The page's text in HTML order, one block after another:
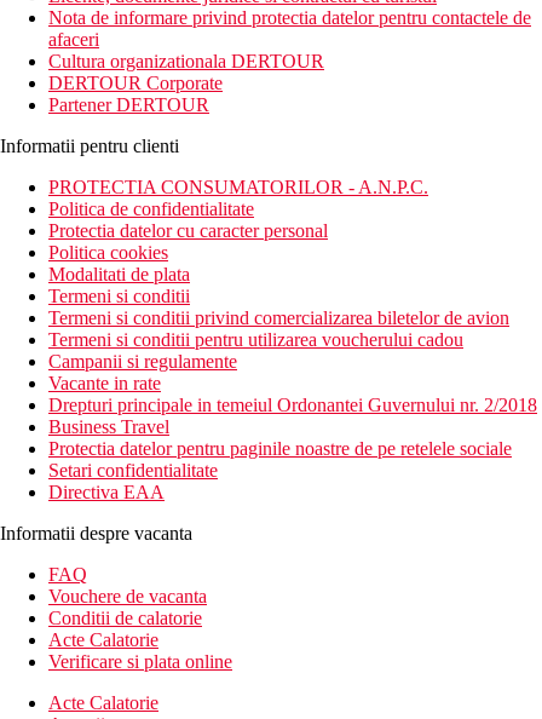
dotat cu sala de fitness, spa & centru de wellness, camere
moderne si confortabile, receptie deschisa non stop, sala de
conferinta, room service.
Distanta
3.8 km distanta de Plaja Al Mamzar Open Beach
7 km distanta de Acvariul Sharjah
Descrierea camerei
Toate camerele dispun de:
uscator de par
TV prin satelit
telefon
dus sau cada
balcon / terasa
halat de baie
papuci de casa
lenjerie de pat
TV prin satelit
minibar
Descrierea hotelului
Hotelul dispune de:
Wifi
parcare
bancomat
camera de bagaje
schimb valutar
Nota de informare privind protectia datelor pentru contactele de
afaceri
Cultura organizationala DERTOUR
DERTOUR Corporate
Partener DERTOUR
Informatii pentru clienti
PROTECTIA CONSUMATORILOR - A.N.P.C.
Politica de confidentialitate
Protectia datelor cu caracter personal
Politica cookies
Modalitati de plata
Termeni si conditii
Termeni si conditii privind comercializarea biletelor de avion
Termeni si conditii pentru utilizarea voucherului cadou
Campanii si regulamente
Vacante in rate
Drepturi principale in temeiul Ordonantei Guvernului nr. 2/2018
Business Travel
Protectia datelor pentru paginile noastre de pe retelele sociale
Setari confidentialitate
Directiva EAA
Informatii despre vacanta
FAQ
Vouchere de vacanta
Conditii de calatorie
Acte Calatorie
Verificare si plata online
Acte Calatorie